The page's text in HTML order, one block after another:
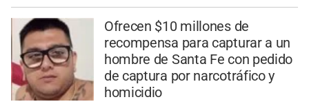
Ofrecen $10 millones de
recompensa para capturar a un
hombre de Santa Fe con pedido
de captura por narcotráfico y
homicidio